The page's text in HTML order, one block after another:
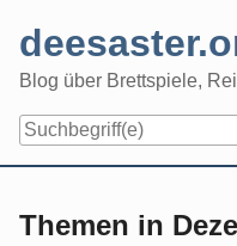
content
Blog über Brettspiele,
Themen in